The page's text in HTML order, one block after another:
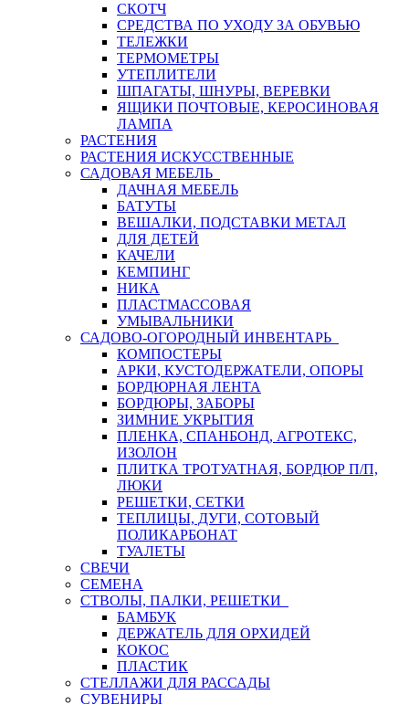
СКОТЧ
СРЕДСТВА ПО УХОДУ ЗА ОБУВЬЮ
ТЕЛЕЖКИ
ТЕРМОМЕТРЫ
УТЕПЛИТЕЛИ
ШПАГАТЫ, ШНУРЫ, ВЕРЕВКИ
ЯЩИКИ ПОЧТОВЫЕ, КЕРОСИНОВАЯ
ЛАМПА
РАСТЕНИЯ
РАСТЕНИЯ ИСКУССТВЕННЫЕ
САДОВАЯ МЕБЕЛЬ
ДАЧНАЯ МЕБЕЛЬ
БАТУТЫ
ВЕШАЛКИ, ПОДСТАВКИ МЕТАЛ
ДЛЯ ДЕТЕЙ
КАЧЕЛИ
КЕМПИНГ
НИКА
ПЛАСТМАССОВАЯ
УМЫВАЛЬНИКИ
САДОВО-ОГОРОДНЫЙ ИНВЕНТАРЬ
КОМПОСТЕРЫ
АРКИ, КУСТОДЕРЖАТЕЛИ, ОПОРЫ
БОРДЮРНАЯ ЛЕНТА
БОРДЮРЫ, ЗАБОРЫ
ЗИМНИЕ УКРЫТИЯ
ПЛЕНКА, СПАНБОНД, АГРОТЕКС,
ИЗОЛОН
ПЛИТКА ТРОТУАТНАЯ, БОРДЮР П/П,
ЛЮКИ
РЕШЕТКИ, СЕТКИ
ТЕПЛИЦЫ, ДУГИ, СОТОВЫЙ
ПОЛИКАРБОНАТ
ТУАЛЕТЫ
СВЕЧИ
СЕМЕНА
СТВОЛЫ, ПАЛКИ, РЕШЕТКИ
БАМБУК
ДЕРЖАТЕЛЬ ДЛЯ ОРХИДЕЙ
КОКОС
ПЛАСТИК
СТЕЛЛАЖИ ДЛЯ РАССАДЫ
СУВЕНИРЫ